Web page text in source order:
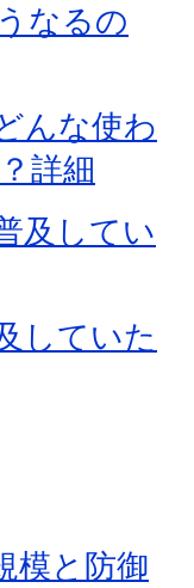
なるの
んな使わ
詳細
及してい
していた
模と防御